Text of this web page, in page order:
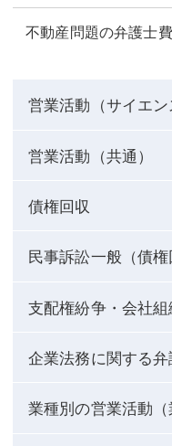
不動産問題の弁護士
営業活動（サイエン
営業活動（共通）
債権回収
民事訴訟一般（債権
支配権紛争・会社
企業法務に関する
業種別の営業活動（